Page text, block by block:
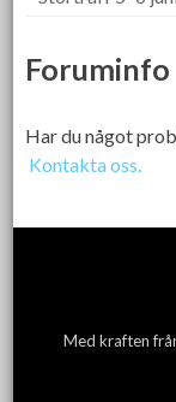
Foruminfo
Har du något
Kontakta oss.
Med kraften